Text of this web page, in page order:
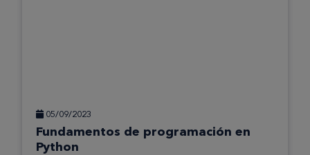
05/09/2023
Fundamentos de programación en
Python